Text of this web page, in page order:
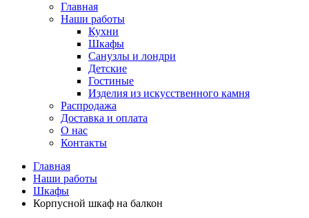
Главная
Наши работы
Кухни
Шкафы
Санузлы и лондри
Детские
Гостиные
Изделия из искусственного камня
Распродажа
Доставка и оплата
О нас
Контакты
Главная
Наши работы
Шкафы
Корпусной шкаф на балкон